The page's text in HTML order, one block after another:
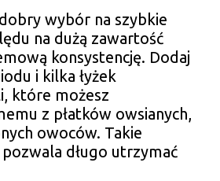
wybór na szybkie
na dużą zawartość
konsystencję. Dodaj
i kilka łyżek
które możesz
z płatków owsianych,
owoców. Takie
długo utrzymać